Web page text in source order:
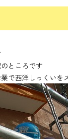
ところです
で西洋しっくいを